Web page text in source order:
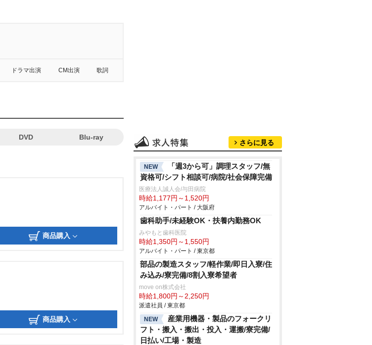
ドラマ出演 CM出演 歌詞
DVD Blu-ray
商品購入
商品購入
さらに見る
NEW
「週3から可」調理スタッフ/無
資格可/シフト相談可/病院/社会保障完備
医療法人誠人会/与田病院
時給1,177円～1,520円
アルバイト・パート / 大阪府
歯科助手/未経験OK・扶養内勤務OK
みやもと歯科医院
時給1,350円～1,550円
アルバイト・パート / 東京都
部品の製造スタッフ/軽作業/即日入寮/住
み込み/寮完備/8割入寮希望者
move on株式会社
時給1,800円～2,250円
派遣社員 / 東京都
NEW
産業用機器・製品のフォークリ
フト・搬入・搬出・投入・運搬/寮完備/
日払い/工場・製造